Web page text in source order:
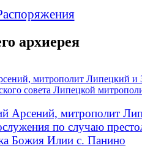
архиерея
митрополит Липецкий и
совета Липецкой
Арсений, митрополит
по случаю
Божия Илии с. Панино